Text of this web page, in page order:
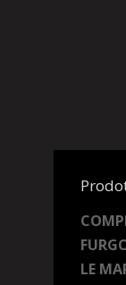
LE